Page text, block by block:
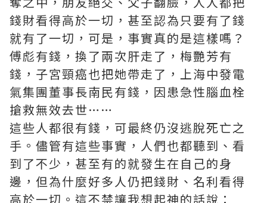
錢財看得高於一切，甚至認為只要有了錢
就有了一切，可是，事實真的是這樣嗎？
傅彪有錢，換了兩次肝走了，梅艷芳有
錢，子宮頸癌也把她帶走了，上海中發電
氣集團董事長南民有錢，因患急性腦血栓
搶救無效去世……
這些人都很有錢，可最終仍沒逃脫死亡之
手。儘管有這些事實，人們也都聽到、看
到了不少，甚至有的就發生在自己的身
邊，但為什麼好多人仍把錢財、名利看得
高於一切。這不禁讓我想起神的話說：